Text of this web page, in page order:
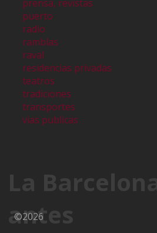
prensa, revistas
puerto
radio
ramblas
raval
residencias privadas
teatros
tradiciones
transportes
vias publicas
La
antes
©2026